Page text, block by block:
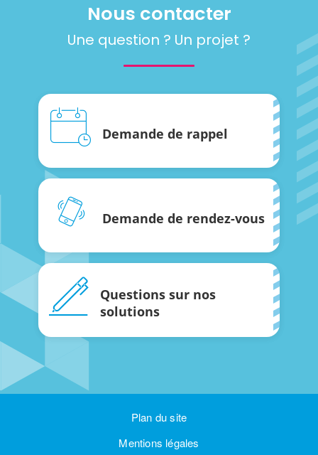
Nous contacter
Une question ? Un projet ?
Demande de rappel
Demande de rendez-vous
Questions sur nos
solutions
Plan du site
Mentions légales